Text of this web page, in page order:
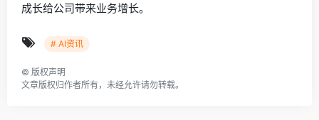
成长给公司带来业务增长。
# AI资讯
© 版权声明
文章版权归作者所有，未经允许请勿转载。